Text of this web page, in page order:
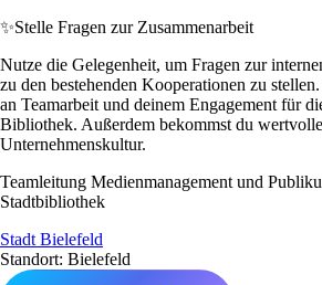
✨Stelle Fragen zur Zusammenarbeit
Nutze die Gelegenheit, um Fragen zur
zu den bestehenden Kooperationen zu
an Teamarbeit und deinem Engagement für
Bibliothek. Außerdem bekommst du
Unternehmenskultur.
Teamleitung Medienmanagement und
Stadtbibliothek
Stadt Bielefeld
Standort: Bielefeld